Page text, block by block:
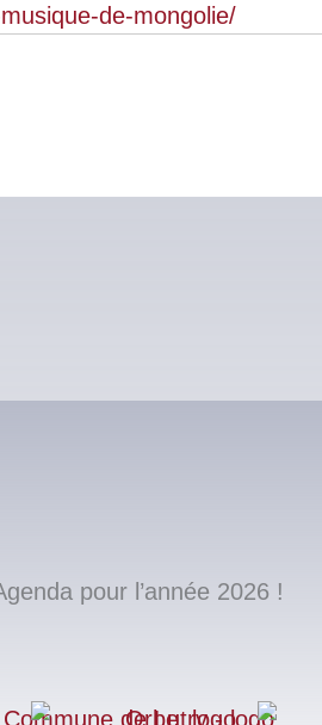
de-mongolie/
pour l’année 2026 !